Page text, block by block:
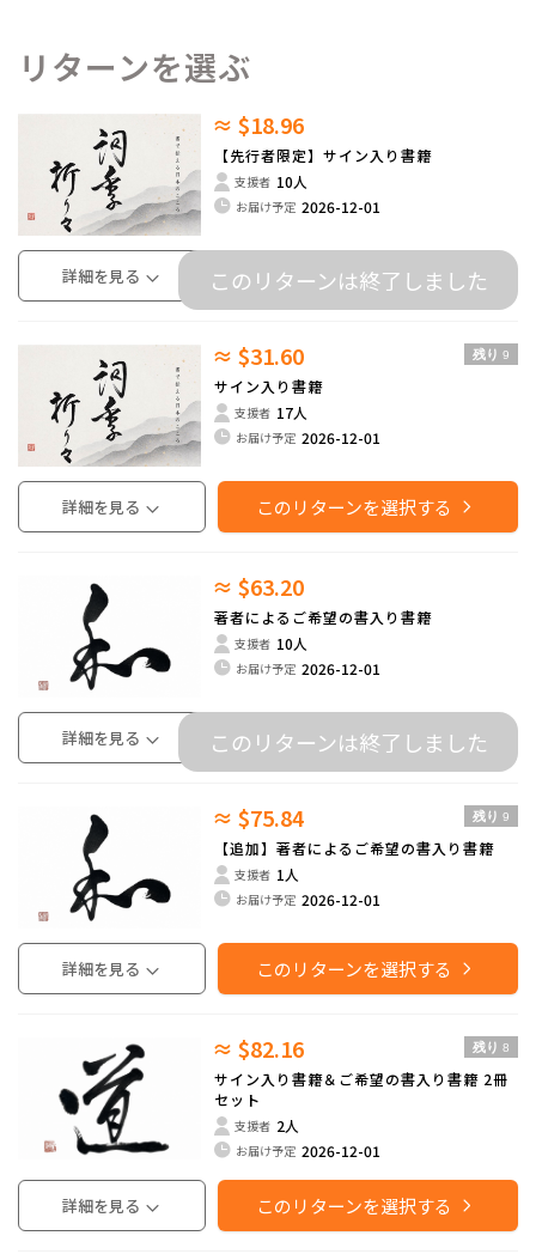
リターンを選ぶ
≈ $18.96
【先行者限定】サイン入り書籍
支援者 10人
お届け予定 2026-12-01
詳細を見る このリターンは終了しました
≈ $31.60 残り 9
サイン入り書籍
支援者 17人
お届け予定 2026-12-01
詳細を見る このリターンを選択する
≈ $63.20
著者によるご希望の書入り書籍
支援者 10人
お届け予定 2026-12-01
詳細を見る このリターンは終了しました
≈ $75.84 残り 9
【追加】著者によるご希望の書入り書籍
支援者 1人
お届け予定 2026-12-01
詳細を見る このリターンを選択する
≈ $82.16 残り 8
サイン入り書籍＆ご希望の書入り書籍 2冊
セット
支援者 2人
お届け予定 2026-12-01
詳細を見る このリターンを選択する